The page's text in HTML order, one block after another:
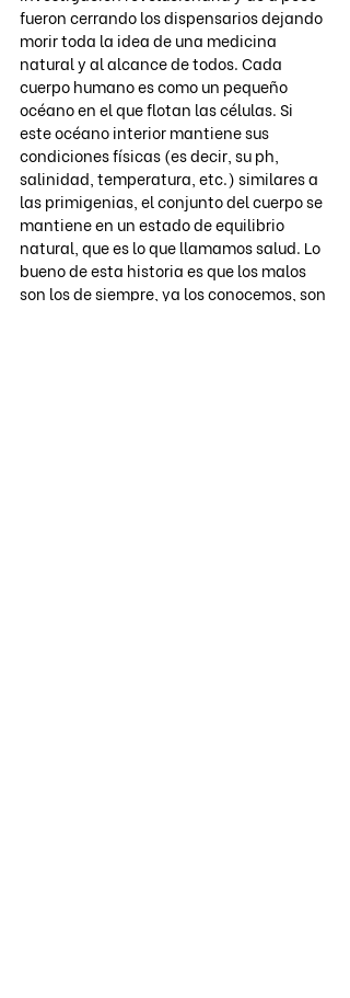
fueron cerrando los dispensarios dejando
morir toda la idea de una medicina
natural y al alcance de todos. Cada
cuerpo humano es como un pequeño
océano en el que flotan las células. Si
este océano interior mantiene sus
condiciones físicas (es decir, su ph,
salinidad, temperatura, etc.) similares a
las primigenias, el conjunto del cuerpo se
mantiene en un estado de equilibrio
natural, que es lo que llamamos salud. Lo
bueno de esta historia es que los malos
son los de siempre, ya los conocemos, son